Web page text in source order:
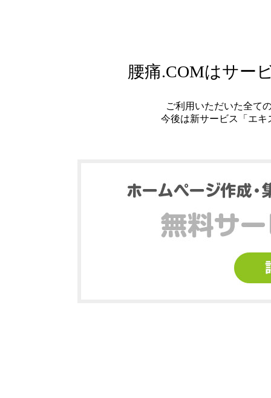
腰痛.COMはサー
ご利用いただいた全て
今後は新サービス「エ